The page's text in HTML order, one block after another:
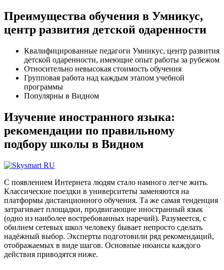
Преимущества обучения в Умникус,
центр развития детской одаренности
Квалифицированные педагоги Умникус, центр развития
детской одаренности, имеющие опыт работы за рубежом
Относительно невысокая стоимость обучения
Групповая работа над каждым этапом учебной
программы
Популярны в Видном
Изучение иностранного языка:
рекомендации по правильному
подбору школы в Видном
С появлением Интернета людям стало намного легче жить.
Классические поездки в университеты заменяются на
платформы дистанционного обучения. Та же самая тенденция
затрагивает площадки, продвигающие иностранный язык
(одно из наиболее востребованных наречий). Разумеется, с
обилием сетевых школ человеку бывает непросто сделать
надёжный выбор. Эксперты подготовили ряд рекомендаций,
отображаемых в виде шагов. Основные нюансы каждого
действия приводятся ниже.